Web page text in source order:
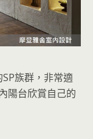
族群，非常適
陽台欣賞自己的